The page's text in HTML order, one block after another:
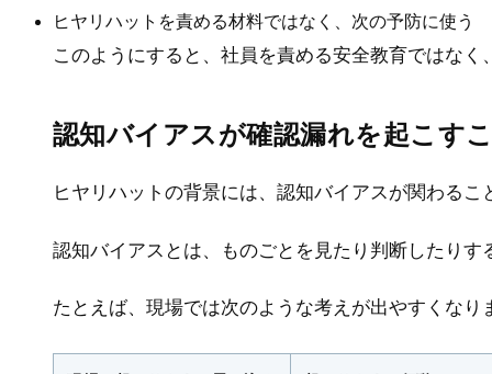
ヒヤリハットを責める材料ではなく、次の予防に使う
このようにすると、社員を責める安全教育ではな
認知バイアスが確認漏れを起こす
ヒヤリハットの背景には、認知バイアスが関わるこ
認知バイアスとは、ものごとを見たり判断したり
たとえば、現場では次のような考えが出やすくなり